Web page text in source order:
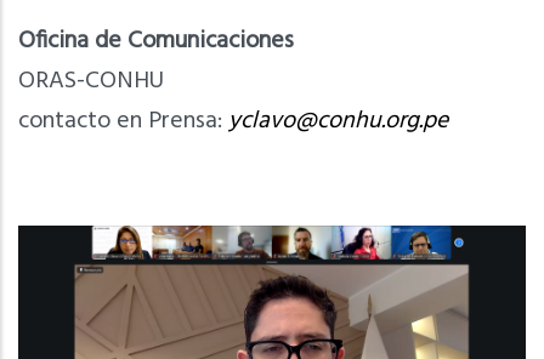
Oficina de Comunicaciones
ORAS-CONHU
contacto en Prensa:yclavo@conhu.org.pe